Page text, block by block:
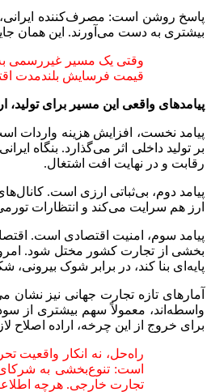
پاسخ روشن است: مصرف‌کننده ایرانی،
بیشتری به دست می‌آورند. این همان
وقتی یک مسیر غیررسمی به
قیمت فرسایش بلندمدت
پیامدهای واقعی این مسیر برای تولید،
پیامد نخست، افزایش هزینه واردات
بر تولید داخلی اثر می‌گذارد. بنگاه
رقابت و در نهایت افت اشتغال.
پیامد دوم، بی‌ثباتی ارزی است.
ارز هم سرایت می‌کند و انتظارات
پیامد سوم، امنیت اقتصادی است.
بخشی از تجارت کشور مختل شود.
پایه‌ای بنا کند، در برابر شوک بیرونی،
آمارهای تازه تجارت جهانی نیز
واسطه‌اند، معمولاً سهم بیشتری از
برای خروج از این چرخه، اراده
راه‌حل، نه انکار واقعیت
است: تنوع‌بخشی به
تجارت خارجی. هرچه